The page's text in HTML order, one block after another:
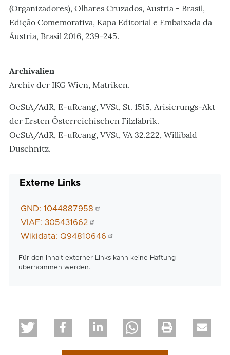
(Organizadores), Olhares Cruzados, Austria - Brasil,
Edição Comemorativa, Kapa Editorial e Embaixada da
Áustria, Brasil 2016, 239–245.
Archivalien
Archiv der IKG Wien, Matriken.
OeStA/AdR, E-uReang, VVSt, St. 1515, Arisierungs-Akt
der Ersten Österreichischen Filzfabrik.
OeStA/AdR, E-uReang, VVSt, VA 32.222, Willibald
Duschnitz.
Externe Links
GND: 1044887958
VIAF: 305431662
Wikidata: Q94810646
Für den Inhalt externer Links kann keine Haftung
übernommen werden.